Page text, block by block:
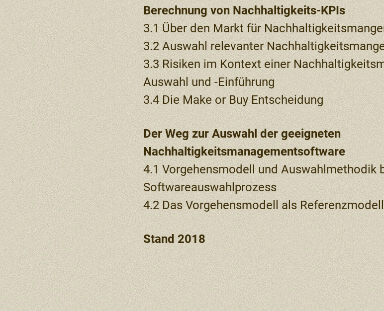
Berechnung von Nachhaltigkeits-KPIs
3.1 Über den Markt für
3.2 Auswahl relevanter
3.3 Risiken im Kontext einer
Auswahl und -Einführung
3.4 Die Make or Buy Entscheidung
Der Weg zur Auswahl der geeigneten
Nachhaltigkeitsmanagementsoftware
4.1 Vorgehensmodell und Auswahlmethodik
Softwareauswahlprozess
4.2 Das Vorgehensmodell als
Stand 2018